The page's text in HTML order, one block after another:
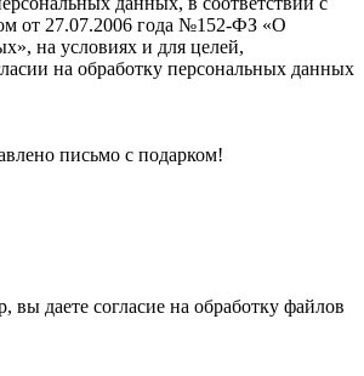
от 27.07.2006 года №152-ФЗ «О
на условиях и для целей,
на обработку персональных данных
письмо с подарком!
вы даете согласие на обработку файлов